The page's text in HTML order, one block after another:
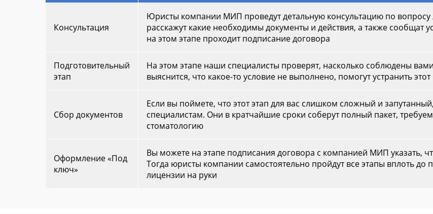
Консультация
Юристы компании МИП проведут детальную консультацию по вопросу
расскажут какие необходимы документы и действия, а также сообщат
на этом этапе проходит подписание договора
Подготовительный
этап
На этом этапе наши специалисты проверят, насколько соблюдены
выяснится, что какое-то условие не выполнено, помогут устранить
Сбор документов
Если вы поймете, что этот этап для вас слишком сложный и
специалистам. Они в кратчайшие сроки соберут полный пакет,
стоматологию
Оформление «Под
ключ»
Вы можете на этапе подписания договора с компанией МИП указать,
Тогда юристы компании самостоятельно пройдут все этапы вплоть до
лицензии на руки